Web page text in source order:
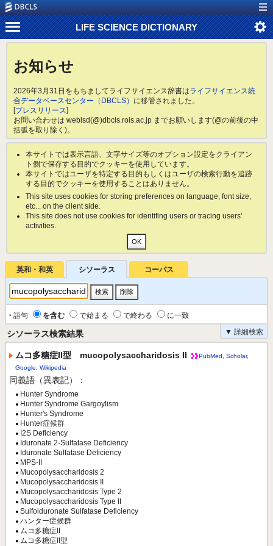
LIFE SCIENCE DICTIONARY
お知らせ
2026年3月31日をもちましてライフサイエンス辞書はライフサイエンス統
合データベースセンター（DBCLS） に移管されました。
[プレスリリース]
お問い合わせは weblsd(@)dbcls.rois.ac.jp までお願いします(@の前後の中
括弧を取り除く)。
本サイトでは表示言語、文字サイズ等のオプション設定をクライアン
ト側で保存する目的でクッキーを使用しています。
本サイトではユーザを特定する目的もしくはユーザの検索行動を追跡
する目的でクッキーを使用することはありません。
This site uses cookies for storing preferences on language, font size,
etc... on the client side.
This site does not use cookies for identifing users or tracing users'
activities.
英和・和英 シソーラス コーパス
‣ 語句 を含む で始まる で終わる
に一致
▼ 詳細検索
シソーラス検索結果
ムコ多糖症II型 mucopolysaccharidosis II PubMed Scholar,
Google
Wikipedia
同義語（異表記）：
Hunter Syndrome
Hunter Syndrome Gargoylism
Hunter's Syndrome
Hunter症候群
I2S Deficiency
Iduronate 2-Sulfatase Deficiency
Iduronate Sulfatase Deficiency
MPS-II
Mucopolysaccharidosis 2
Mucopolysaccharidosis II
Mucopolysaccharidosis Type 2
Mucopolysaccharidosis Type II
Sulfoiduronate Sulfatase Deficiency
ハンター症候群
ムコ多糖症II
ムコ多糖症II型